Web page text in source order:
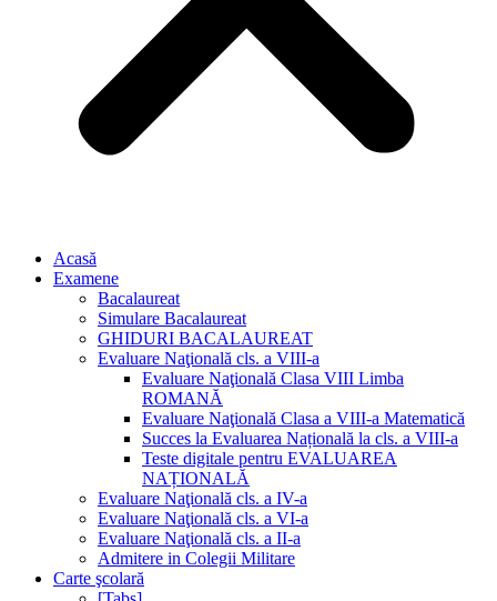
Acasă
Examene
Bacalaureat
Simulare Bacalaureat
GHIDURI BACALAUREAT
Evaluare Naţională cls. a VIII-a
Evaluare Naţională Clasa VIII Limba
ROMANĂ
Evaluare Naţională Clasa a VIII-a Matematică
Succes la Evaluarea Națională la cls. a VIII-a
Teste digitale pentru EVALUAREA
NAȚIONALĂ
Evaluare Naţională cls. a IV-a
Evaluare Naţională cls. a VI-a
Evaluare Naţională cls. a II-a
Admitere in Colegii Militare
Carte şcolară